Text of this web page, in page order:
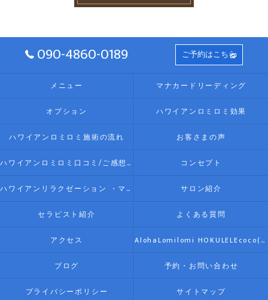
090-4860-0189 ご予約はこちら
メニュー マナカードリーディング
オプション ハワイアンロミロミ効果
ハワイアンロミロミ施術の流れ お客さまの声
ハワイアンロミロミ口コミ/ご感想(伊勢リラク/リラクゼーション) コンセプト
ハワイアンリラクゼーション ・マッサージ AlohaLomilomi HOKULELEcoco(アロハロミロミ ホクレレココ)☆彡について サロン紹介
セラピスト紹介 よくある質問
アクセス AlohaLomilomi HOKULELEcoco(アロハロミロミ ホクレレココ)☆彡
ブログ 予約・お問い合わせ
プライバシーポリシー サイトマップ